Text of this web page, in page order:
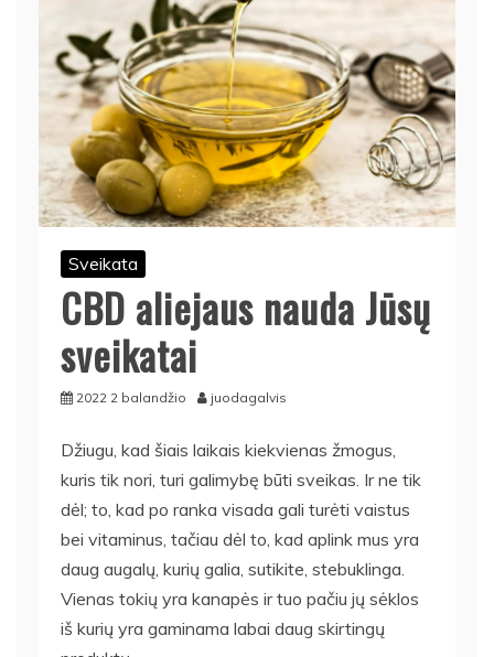
Sveikata
CBD aliejaus nauda Jūsų
sveikatai
2022 2 balandžio juodagalvis
Džiugu, kad šiais laikais kiekvienas žmogus,
kuris tik nori, turi galimybę būti sveikas. Ir ne tik
dėl; to, kad po ranka visada gali turėti vaistus
bei vitaminus, tačiau dėl to, kad aplink mus yra
daug augalų, kurių galia, sutikite, stebuklinga.
Vienas tokių yra kanapės ir tuo pačiu jų sėklos
iš kurių yra gaminama labai daug skirtingų